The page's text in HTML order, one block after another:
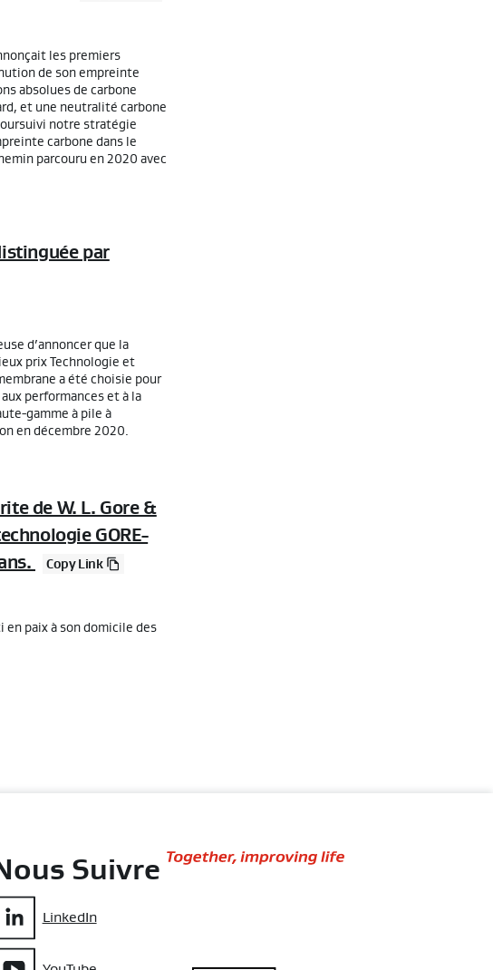
les premiers
de son empreinte
absolues de carbone
et une neutralité carbone
notre stratégie
carbone dans le
parcouru en 2020 avec
par
d’annoncer que la
prix Technologie et
a été choisie pour
performances et à la
gamme à pile à
en décembre 2020.
de W. L. Gore &
GORE-
Copy Link
paix à son domicile des
Suivre
LinkedIn
Together,